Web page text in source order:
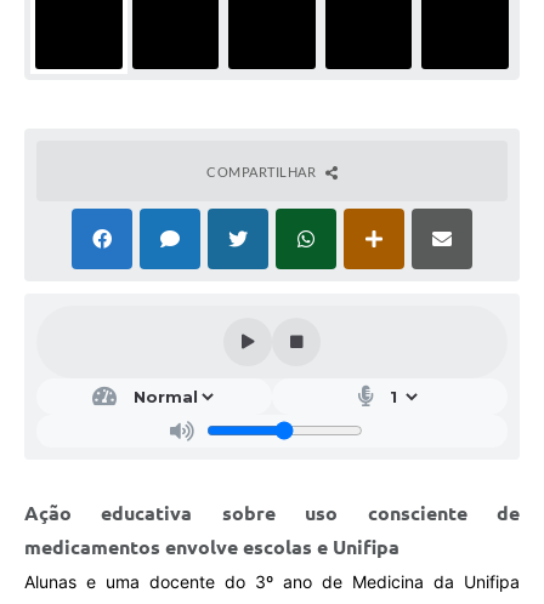
COMPARTILHAR
Ação educativa sobre uso consciente de
medicamentos envolve escolas e Unifipa
Alunas e uma docente do 3º ano de Medicina da Unifipa